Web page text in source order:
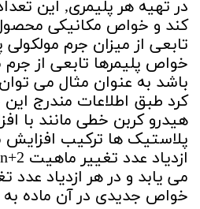
در تهیه هر پلیمری, این
کند و خواص مکانیکی
تابعی از میزان جرم
خواص پلیمرها تابعی از
باشد به عنوان مثال می
کرد طبق اطلاعات مندرج
هیدرو کربن خطی مانند با
پلاستیک ها ترکیب افزایش
می یابد و در هر ازدیاد عدد
خواص جدیدی در آن ماده به